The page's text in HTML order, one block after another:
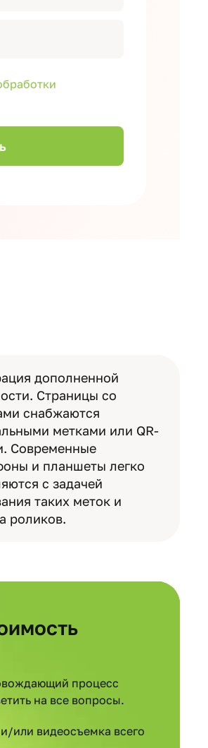
дополненной
Страницы со
снабжаются
метками или QR-
Современные
и планшеты легко
с задачей
таких меток и
роликов.
процесс
на все вопросы.
или видеосъемка всего